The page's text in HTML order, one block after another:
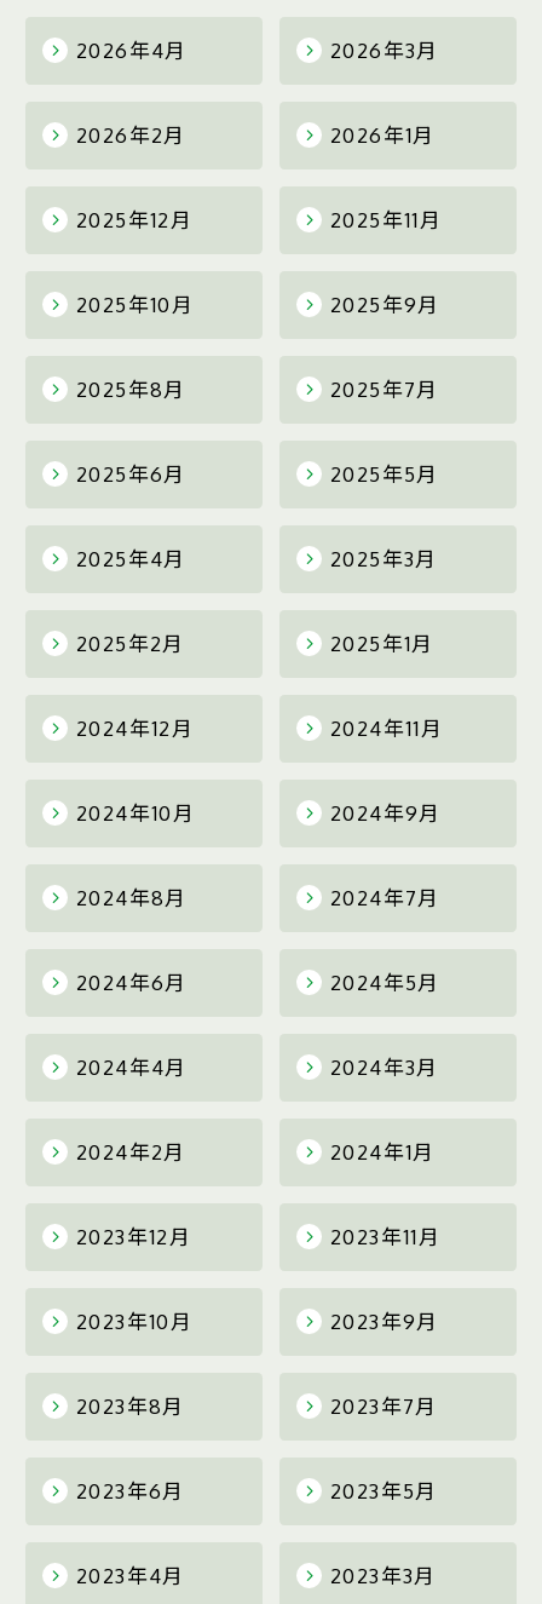
2026年4月 2026年3月
2026年2月 2026年1月
2025年12月 2025年11月
2025年10月 2025年9月
2025年8月 2025年7月
2025年6月 2025年5月
2025年4月 2025年3月
2025年2月 2025年1月
2024年12月 2024年11月
2024年10月 2024年9月
2024年8月 2024年7月
2024年6月 2024年5月
2024年4月 2024年3月
2024年2月 2024年1月
2023年12月 2023年11月
2023年10月 2023年9月
2023年8月 2023年7月
2023年6月 2023年5月
2023年4月 2023年3月